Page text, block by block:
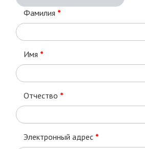
Фамилия *
Имя *
Отчество *
Электронный адрес *